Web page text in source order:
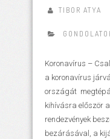
TIBOR ATYA
Koronavírus –
a koronavírus
országát
kihívásra először
rendezvények
bezárásával, a